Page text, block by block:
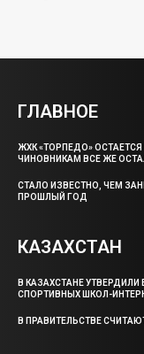
ГЛАВНОЕ
ЖХК «ТОРПЕДО»
ЧИНОВНИКАМ ВСЕ ЖЕ
СТАЛО ИЗВЕСТНО, ЧЕМ
ПРОШЛЫЙ ГОД
КАЗАХСТАН
В КАЗАХСТАНЕ
СПОРТИВНЫХ ШКОЛ-
В ПРАВИТЕЛЬСТВЕ